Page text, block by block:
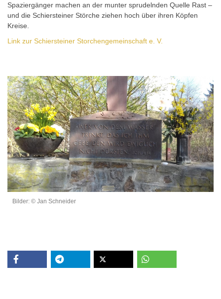
Spaziergänger machen an der munter sprudelnden Quelle Rast –
und die Schiersteiner Störche ziehen hoch über ihren Köpfen
Kreise.
Link zur Schiersteiner Storchengemeinschaft e. V.
Bilder: © Jan Schneider